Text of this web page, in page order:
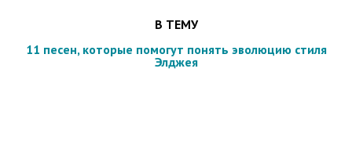
В ТЕМУ
11 песен, которые помогут понять эволюцию стиля
Элджея